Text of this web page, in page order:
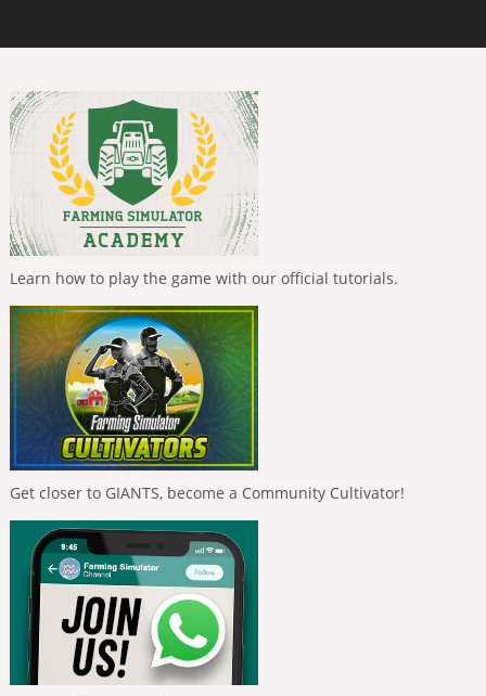
Learn how to play the game with our official tutorials.
Get closer to GIANTS, become a Community Cultivator!